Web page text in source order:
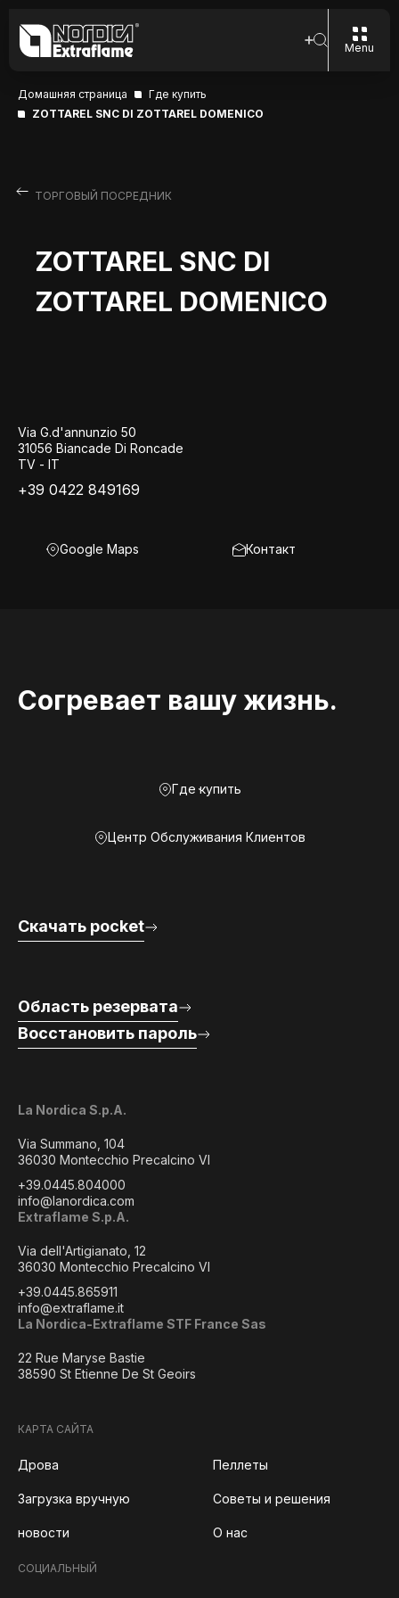
Menu
Домашняя страница
Где купить
ZOTTAREL SNC DI ZOTTAREL DOMENICO
ТОРГОВЫЙ ПОСРЕДНИК
ZOTTAREL SNC DI
ZOTTAREL DOMENICO
Via G.d'annunzio 50
31056 Biancade Di Roncade
TV - IT
+39 0422 849169
Google Maps Контакт
Согревает вашу жизнь.
Где купить
Центр Обслуживания Клиентов
La Nordica S.p.A.
Via Summano, 104
36030 Montecchio Precalcino VI
+39.0445.804000
info@lanordica.com
Extraflame S.p.A.
Via dell'Artigianato, 12
36030 Montecchio Precalcino VI
+39.0445.865911
info@extraflame.it
La Nordica-Extraflame STF France Sas
22 Rue Maryse Bastie
38590 St Etienne De St Geoirs
Скачать pocket
Область резервата
Восстановить пароль
КАРТА САЙТА
Дрова Пеллеты
Загрузка вручную Советы и решения
новости О нас
СОЦИАЛЬНЫЙ